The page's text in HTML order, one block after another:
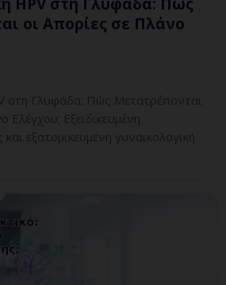
οι Απορίες σε Πλάνο
στη Γλυφάδα: Πώς Μετατρέπονται
Ελέγχου; Εξειδικευμένη
εξατομικευμένη γυναικολογική